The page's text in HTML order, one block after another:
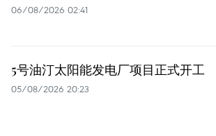
06/08/2026 02:41
5号油汀太阳能发电厂项目正式开工
05/08/2026 20:23